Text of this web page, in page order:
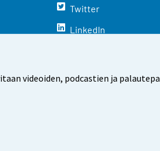
videoiden, podcastien ja
Twitter
LinkedIn